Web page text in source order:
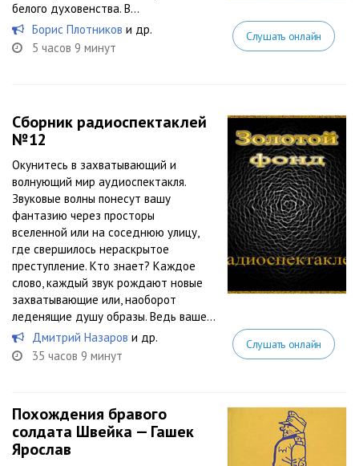
белого духовенства. В...
Борис Плотников и др.
5 часов 9 минут
Слушать онлайн
Сборник радиоспектаклей
№12
Окунитесь в захватывающий и
волнующий мир аудиоспектакля.
Звуковые волны понесут вашу
фантазию через просторы
вселенной или на соседнюю улицу,
где свершилось нераскрытое
преступление. Кто знает? Каждое
слово, каждый звук рождают новые
захватывающие или, наоборот
леденящие душу образы. Ведь ваше...
Дмитрий Назаров и др.
35 часов 9 минут
Слушать онлайн
Похождения бравого
солдата Швейка — Гашек
Ярослав